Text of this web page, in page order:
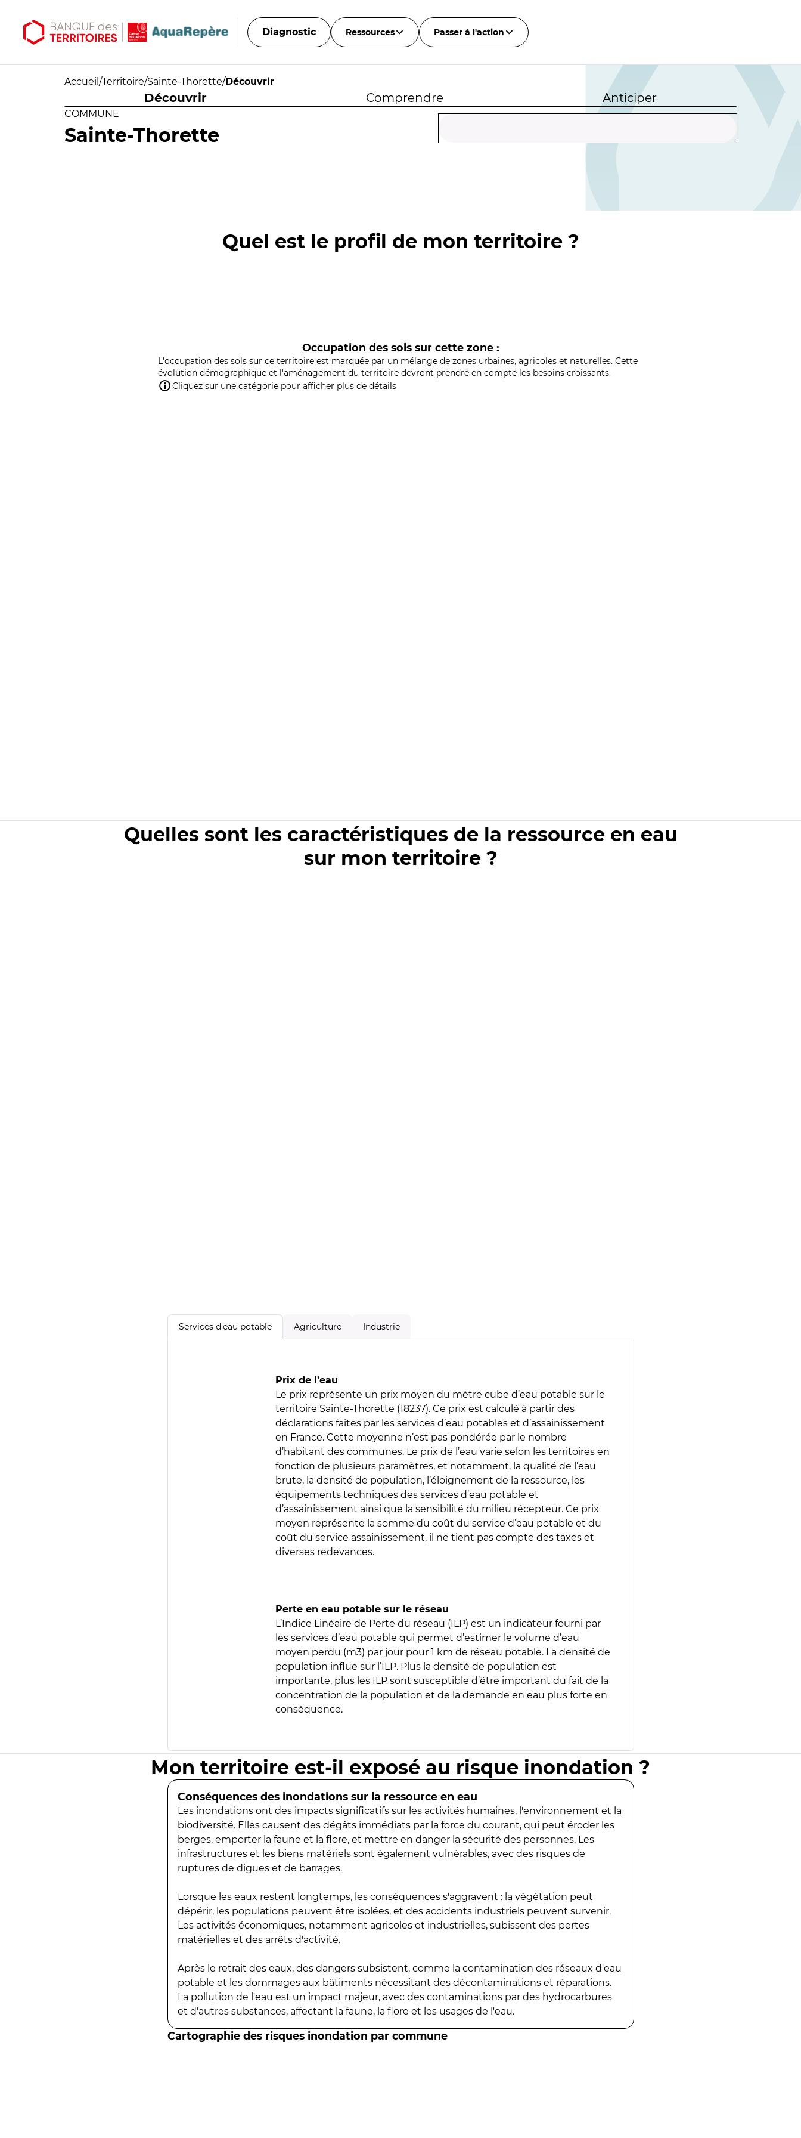
Diagnostic Ressources Passer à l'action
Accueil /Territoire/Sainte-Thorette/Découvrir
Découvrir Comprendre Anticiper
COMMUNE
Sainte-Thorette
Quel est le profil de mon territoire ?
Occupation des sols sur cette zone :
L'occupation des sols sur ce territoire est marquée par un mélange de zones urbaines, agricoles et naturelles. Cette
évolution démographique et l'aménagement du territoire devront prendre en compte les besoins croissants.
Cliquez sur une catégorie pour afficher plus de détails
Quelles sont les caractéristiques de la ressource en eau
sur mon territoire ?
Services d'eau potable Agriculture Industrie
Prix de l’eau
Le prix représente un prix moyen du mètre cube d’eau potable sur le
territoire Sainte-Thorette (18237). Ce prix est calculé à partir des
déclarations faites par les services d’eau potables et d’assainissement
en France. Cette moyenne n’est pas pondérée par le nombre
d’habitant des communes. Le prix de l’eau varie selon les territoires en
fonction de plusieurs paramètres, et notamment, la qualité de l’eau
brute, la densité de population, l’éloignement de la ressource, les
équipements techniques des services d’eau potable et
d’assainissement ainsi que la sensibilité du milieu récepteur. Ce prix
moyen représente la somme du coût du service d’eau potable et du
coût du service assainissement, il ne tient pas compte des taxes et
diverses redevances.
Perte en eau potable sur le réseau
L’Indice Linéaire de Perte du réseau (ILP) est un indicateur fourni par
les services d’eau potable qui permet d’estimer le volume d’eau
moyen perdu (m3) par jour pour 1 km de réseau potable. La densité de
population influe sur l’ILP. Plus la densité de population est
importante, plus les ILP sont susceptible d’être important du fait de la
concentration de la population et de la demande en eau plus forte en
conséquence.
Mon territoire est-il exposé au risque inondation ?
Conséquences des inondations sur la ressource en eau
Les inondations ont des impacts significatifs sur les activités humaines, l'environnement et la
biodiversité. Elles causent des dégâts immédiats par la force du courant, qui peut éroder les
berges, emporter la faune et la flore, et mettre en danger la sécurité des personnes. Les
infrastructures et les biens matériels sont également vulnérables, avec des risques de
ruptures de digues et de barrages.
Lorsque les eaux restent longtemps, les conséquences s'aggravent : la végétation peut
dépérir, les populations peuvent être isolées, et des accidents industriels peuvent survenir.
Les activités économiques, notamment agricoles et industrielles, subissent des pertes
matérielles et des arrêts d'activité.
Après le retrait des eaux, des dangers subsistent, comme la contamination des réseaux d'eau
potable et les dommages aux bâtiments nécessitant des décontaminations et réparations.
La pollution de l'eau est un impact majeur, avec des contaminations par des hydrocarbures
et d'autres substances, affectant la faune, la flore et les usages de l'eau.
Cartographie des risques inondation par commune